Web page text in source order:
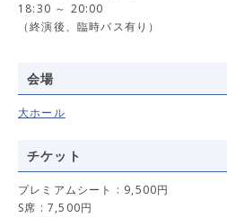
18:30 ～ 20:00
（終演後、臨時バス有り）
会場
大ホール
チケット
プレミアムシート : 9,500円
S席 : 7,500円